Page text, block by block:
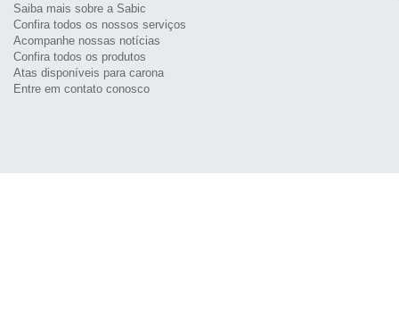
Saiba mais sobre a Sabic
Confira todos os nossos serviços
Acompanhe nossas notícias
Confira todos os produtos
Atas disponíveis para carona
Entre em contato conosco